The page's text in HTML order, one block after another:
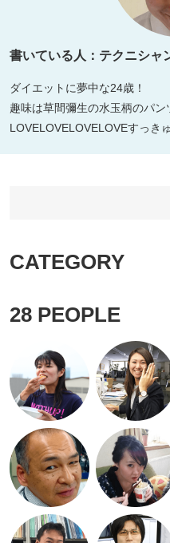
書いている人：テクニシャ
ダイエットに夢中な24歳！
趣味は草間彌生の水玉柄のパ
LOVELOVELOVELOVEすっき
CATEGORY
28 PEOPLE